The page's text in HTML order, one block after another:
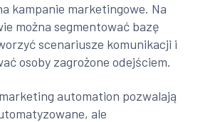
kampanie marketingowe. Na
można segmentować bazę
scenariusze komunikacji i
osoby zagrożone odejściem.
automation pozwalają
ale